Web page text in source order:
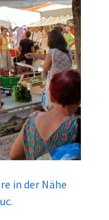
in der Nähe